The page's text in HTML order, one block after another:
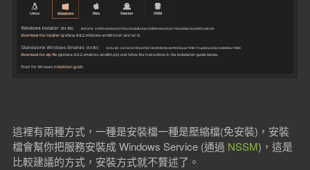
這裡有兩種方式，一種是安裝檔一種是壓縮檔(免安裝)，安裝
檔會幫你把服務安裝成 Windows Service (通過 NSSM)，這是
比較建議的方式，安裝方式就不贅述了。